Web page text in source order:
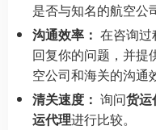
是否与知名的航空公
沟通效率： 在咨询过
回复你的问题，并提
空公司和海关的沟通
清关速度： 询问货运
运代理进行比较。